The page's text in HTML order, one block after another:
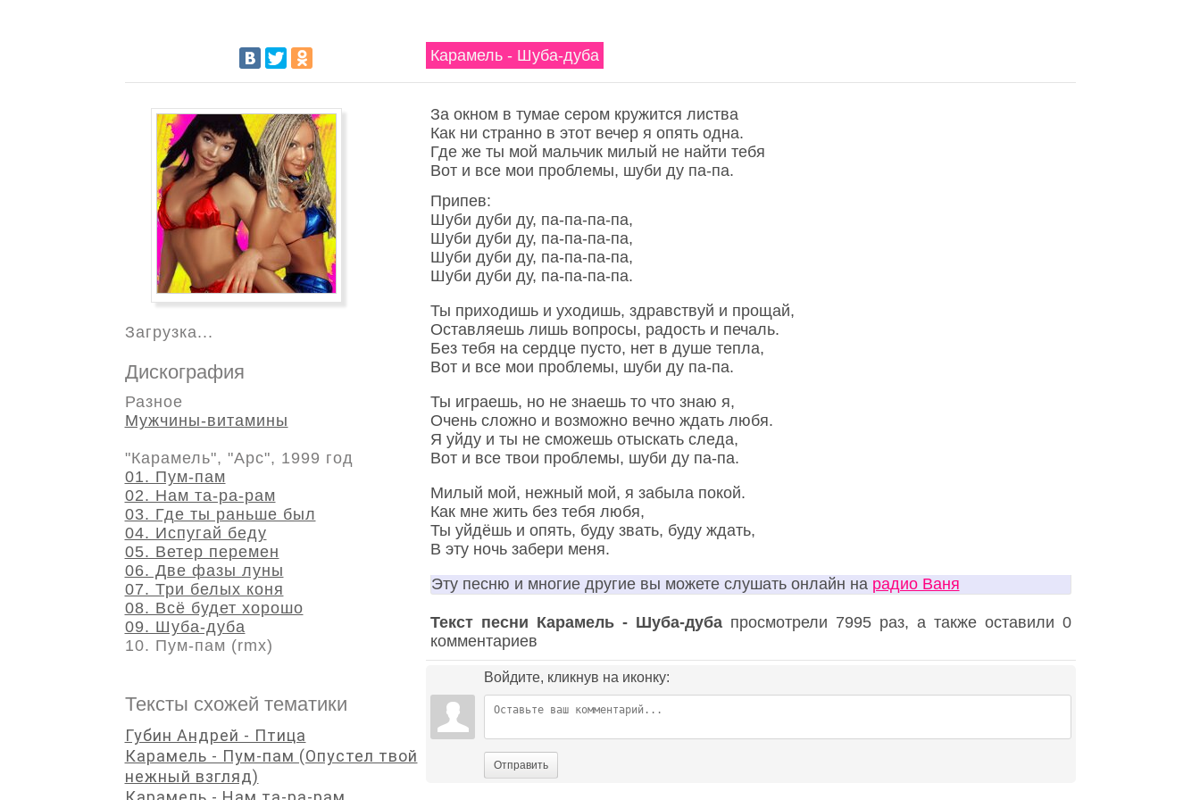
Карамель - Шуба-дуба
За окном в тумае сером кружится листва
Как ни странно в этот вечер я опять одна.
Где же ты мой мальчик милый не найти тебя
Вот и все мои проблемы, шуби ду па-па.
Припев:
Шуби дуби ду, па-па-па-па,
Шуби дуби ду, па-па-па-па,
Шуби дуби ду, па-па-па-па,
Шуби дуби ду, па-па-па-па.
Ты приходишь и уходишь, здравствуй и прощай,
Оставляешь лишь вопросы, радость и печаль.
Без тебя на сердце пусто, нет в душе тепла,
Вот и все мои проблемы, шуби ду па-па.
Ты играешь, но не знаешь то что знаю я,
Очень сложно и возможно вечно ждать любя.
Я уйду и ты не сможешь отыскать следа,
Вот и все твои проблемы, шуби ду па-па.
Милый мой, нежный мой, я забыла покой.
Как мне жить без тебя любя,
Ты уйдёшь и опять, буду звать, буду ждать,
В эту ночь забери меня.
Эту песню и многие другие вы можете слушать онлайн на радио Ваня
Текст песни Карамель - Шуба-дубапросмотрели 7995 раз, а также оставили 0
комментариев
Войдите, кликнув на иконку:
Отправить
Загрузка...
Дискография
Разное
Мужчины-витамины
"Карамель", "Арс", 1999 год
01. Пум-пам
02. Нам та-ра-рам
03. Где ты раньше был
04. Испугай беду
05. Ветер перемен
06. Две фазы луны
07. Три белых коня
08. Всё будет хорошо
09. Шуба-дуба
10. Пум-пам (rmx)
Тексты схожей тематики
Губин Андрей - Птица
Карамель - Пум-пам (Опустел твой
нежный взгляд)